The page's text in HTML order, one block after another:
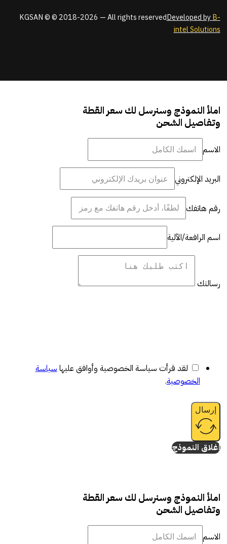
KGSAN © © 2018-2026 — All rights reservedDeveloped byB-
intel Solutions
املأ النموذج وسنرسل لك سعر القطة
وتفاصيل الشحن
الاسم
البريد الإلكتروني
رقم هاتفك
اسم الرافعة/الآلية
رسالتك
لقد قرأت سياسة الخصوصية وأوافق عليها سياسة
الخصوصية.
إرسال
إغلاق النموذج
املأ النموذج وسنرسل لك سعر القطة
وتفاصيل الشحن
الاسم